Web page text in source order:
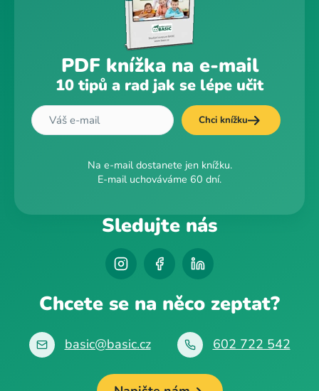
PDF knížka na e-mail
10 tipů a rad jak se lépe učit
Chci knížku
Na e-mail dostanete jen knížku.
E-mail uchováváme 60 dní.
Sledujte nás
Chcete se na něco zeptat?
basic@basic.cz 602 722 542